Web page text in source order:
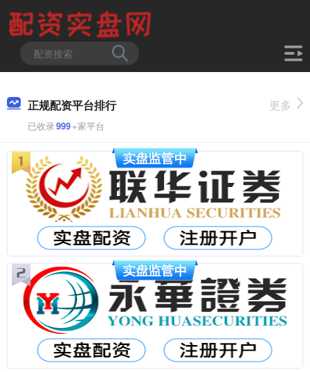
正规配资平台排行
已收录999+家平台
更多